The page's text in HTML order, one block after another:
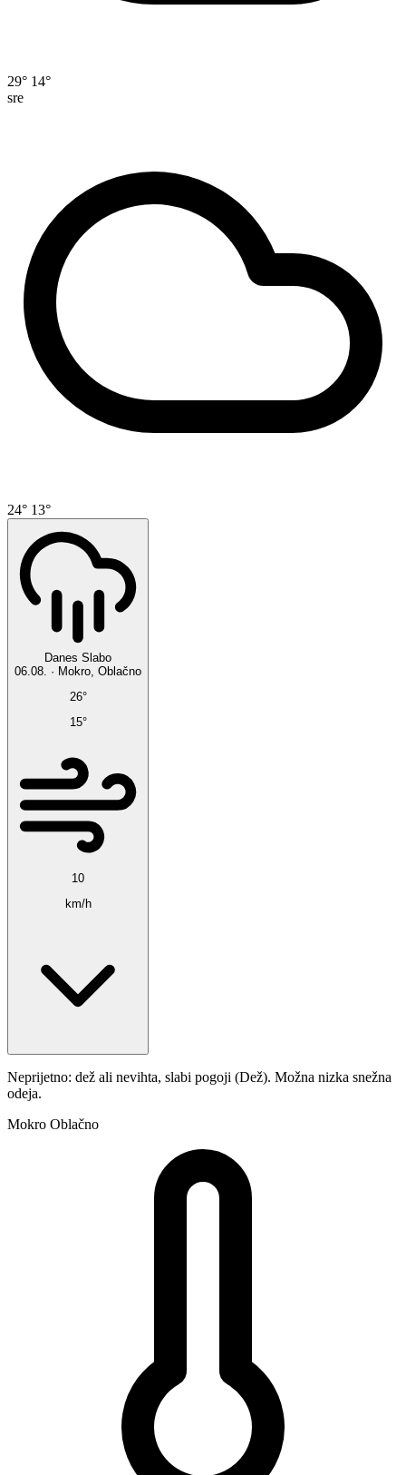
29° 14°
sre
24° 13°
Danes Slabo
06.08. ·
Mokro, Oblačno
26°
15°
10
km/h
Neprijetno: dež ali nevihta, slabi pogoji (Dež). Možna nizka snežna
odeja.
Mokro Oblačno